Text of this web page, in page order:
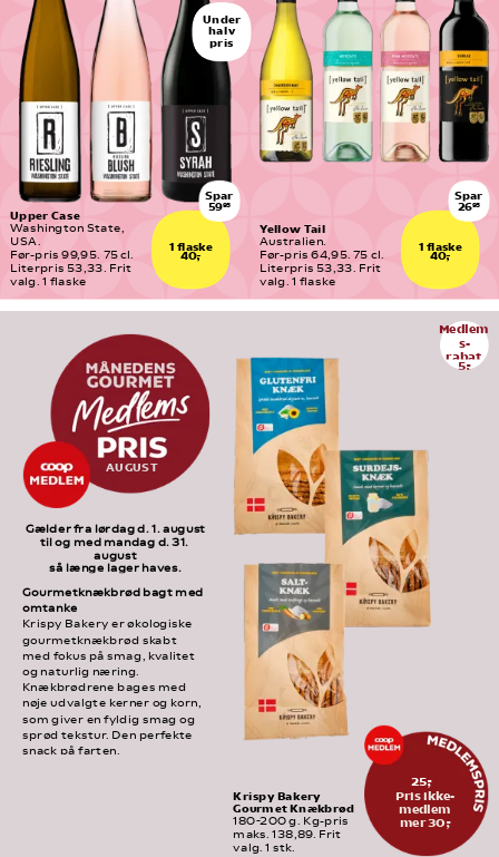
Upper Case
Washington State,
USA.
Før-pris 99,95. 75 cl.
Literpris 53,33. Frit
valg. 1 flaske
1 flaske
40,-
Spar
5995
Yellow Tail
Australien.
Før-pris 64,95. 75 cl.
Literpris 53,33. Frit
valg. 1 flaske
1 flaske
40,-
Spar
2695
Under
halv
pris
Medlem
s-
rabat
5,-
25,-
Pris ikke-
medlem
mer 30,-
Krispy Bakery
Gourmet Knækbrød
180-200 g. Kg-pris
maks. 138,89. Frit
valg. 1 stk.
AUGUST
Gælder fra lørdag d. 1. august
til og med mandag d. 31.
august
så længe lager haves.
Gourmetknækbrød bagt med
omtanke
Krispy Bakery er økologiske
gourmetknækbrød skabt
med fokus på smag, kvalitet
og naturlig næring.
Knækbrødrene bages med
nøje udvalgte kerner og korn,
som giver en fyldig smag og
sprød tekstur. Den perfekte
snack på farten.